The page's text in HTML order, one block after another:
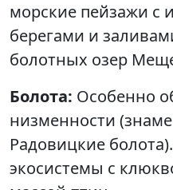
морские пейзажи с
берегами и
болотных озер
Болота: Особенно
низменности
Радовицкие
экосистемы с